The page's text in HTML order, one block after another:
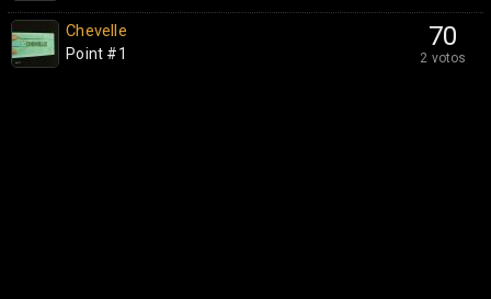
70
2 votos
Chevelle
Point #1